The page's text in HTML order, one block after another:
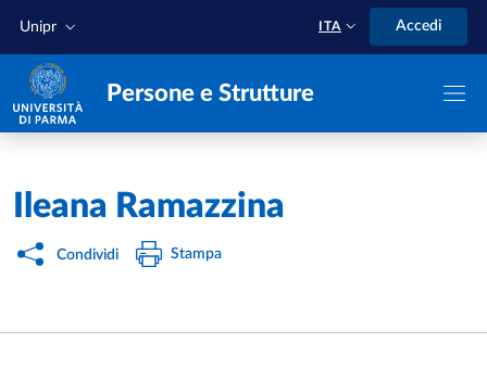
Unipr ITA Accedi
Persone e Strutture
Home /
Ileana Ramazzina
Condividi Stampa